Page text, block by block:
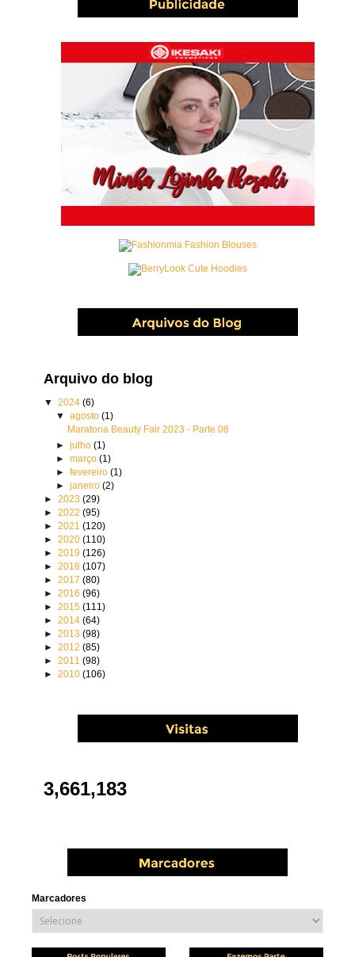
Arquivo do blog
▼2024(6)
▼ agosto (1)
Maratona Beauty Fair 2023 - Parte 08
► julho (1)
► março (1)
► fevereiro (1)
► janeiro (2)
►2023(29)
►2022(95)
►2021(120)
►2020(110)
►2019(126)
►2018(107)
►2017(80)
►2016(96)
►2015(111)
►2014(64)
►2013(98)
►2012(85)
►2011(98)
►2010(106)
3,661,183
Marcadores